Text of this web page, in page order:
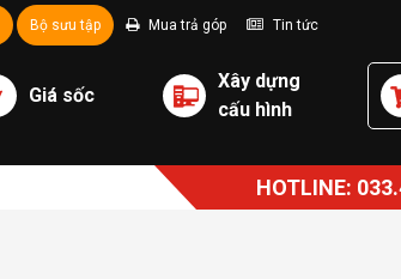
Bộ sưu tập Mua trả góp Tin tức
Giá sốc
Xây dựng
cấu hình
HOTLINE: